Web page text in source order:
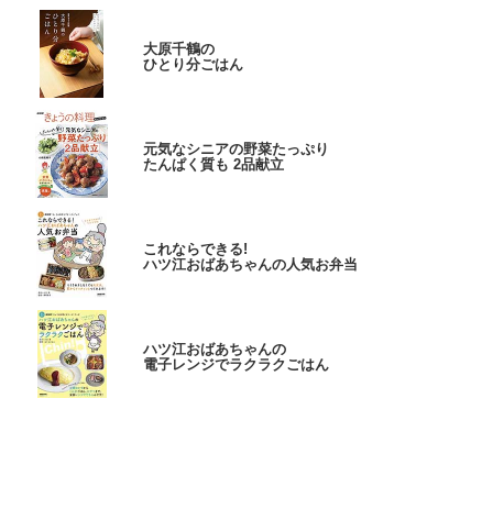
大原千鶴の
ひとり分ごはん
元気なシニアの野菜たっぷり
たんぱく質も 2品献立
これならできる!
ハツ江おばあちゃんの人気お弁当
ハツ江おばあちゃんの
電子レンジでラクラクごはん